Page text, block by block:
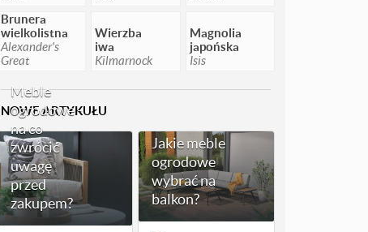
Brunera
wielkolistna
Alexander's
Great
Wierzba
iwa
Kilmarnock
Magnolia
japońska
Isis
NOWE ARTYKUŁU
Meble
ogrodowe -
na co
zwrócić
uwagę
przed
zakupem?
Jakie meble
ogrodowe
wybrać na
balkon?